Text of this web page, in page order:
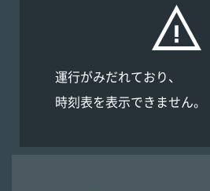
県庁前駅
美栄橋駅
県庁前駅
美栄橋駅
県庁前駅
美栄橋駅
運行がみだれており、
時刻表を表示できません。